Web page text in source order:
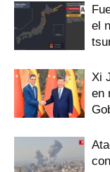
el
Xi
en